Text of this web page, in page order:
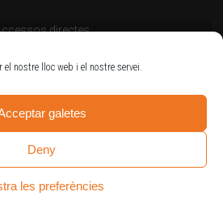
nostre lloc web i el nostre servei.
galetes
Deny
les preferències
directes
Codi deontològic
Logotips oficials